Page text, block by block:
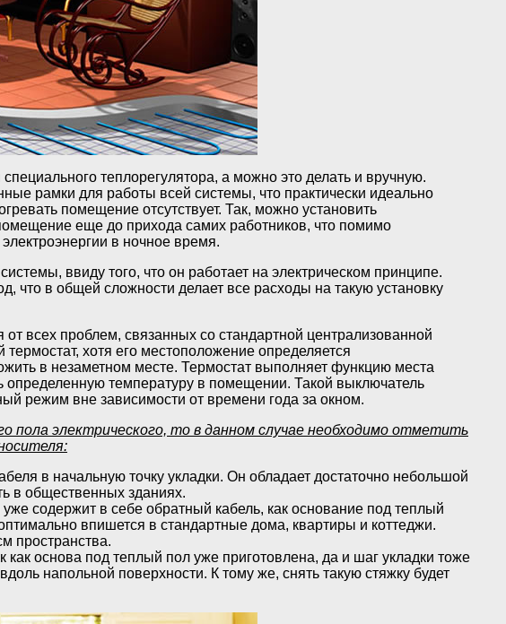
теплорегулятора, а можно это делать и вручную.
рамки для работы всей системы, что практически идеально
помещение отсутствует. Так, можно установить
еще до прихода самих работников, что помимо
в ночное время.
ввиду того, что он работает на электрическом принципе.
что в общей сложности делает все расходы на такую установку
всех проблем, связанных со стандартной централизованной
хотя его местоположение определяется
в незаметном месте. Термостат выполняет функцию места
температуру в помещении. Такой выключатель
режим вне зависимости от времени года за окном.
пола электрического, то в данном случае необходимо отметить
в начальную точку укладки. Он обладает достаточно небольшой
в общественных зданиях.
содержит в себе обратный кабель, как основание под теплый
впишется в стандартные дома, квартиры и коттеджи.
пространства.
основа под теплый пол уже приготовлена, да и шаг укладки тоже
напольной поверхности. К тому же, снять такую стяжку будет